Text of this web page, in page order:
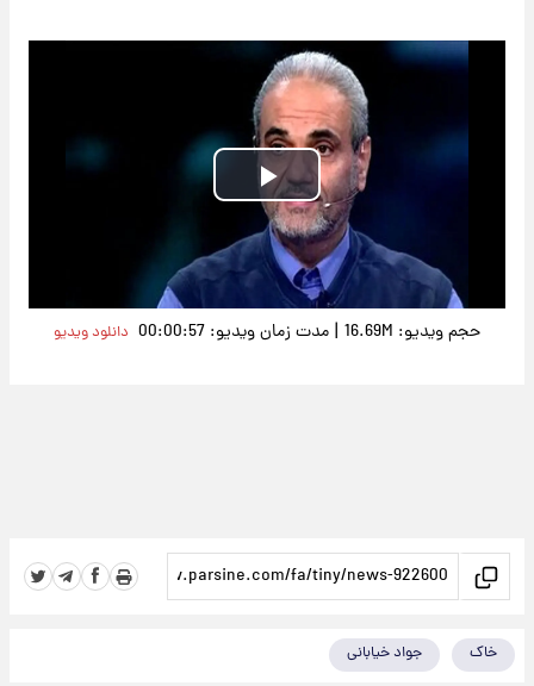
Play
Video
حجم ویدیو: 16.69M | مدت زمان ویدیو: 00:00:57 دانلود ویدیو
خاک جواد خیابانی